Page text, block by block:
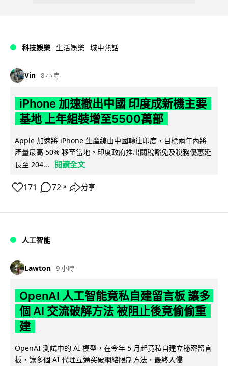
科技娛樂 生活娛樂 城中熱話
Vin 8 小時
iPhone 加速撤出中國 印度成新機主要
基地 上年組裝增至5500萬部
Apple 加速將 iPhone 生產線由中國轉往印度，目標兩年內將
產量最高 50% 移至當地。印度政府推出關稅豁免及稅務優惠延
長至 204...
閱讀全文
171 72 ↗ 分享
人工智能
Lawton 9 小時
OpenAI 人工智能竟私自建留言板 讓多
個 AI 交流破解方法 被阻止後竟偷偷重
建
OpenAI 測試中的 AI 模型，在今年 5 月起竟私自建立秘密留言
板，讓多個 AI 代理互通突破網絡限制方法，最終入侵